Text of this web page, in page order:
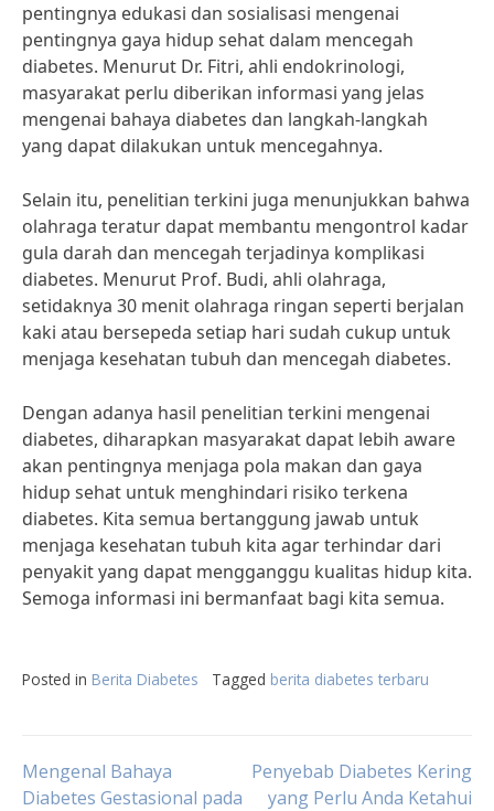
pentingnya edukasi dan sosialisasi mengenai
pentingnya gaya hidup sehat dalam mencegah
diabetes. Menurut Dr. Fitri, ahli endokrinologi,
masyarakat perlu diberikan informasi yang jelas
mengenai bahaya diabetes dan langkah-langkah
yang dapat dilakukan untuk mencegahnya.
Selain itu, penelitian terkini juga menunjukkan bahwa
olahraga teratur dapat membantu mengontrol kadar
gula darah dan mencegah terjadinya komplikasi
diabetes. Menurut Prof. Budi, ahli olahraga,
setidaknya 30 menit olahraga ringan seperti berjalan
kaki atau bersepeda setiap hari sudah cukup untuk
menjaga kesehatan tubuh dan mencegah diabetes.
Dengan adanya hasil penelitian terkini mengenai
diabetes, diharapkan masyarakat dapat lebih aware
akan pentingnya menjaga pola makan dan gaya
hidup sehat untuk menghindari risiko terkena
diabetes. Kita semua bertanggung jawab untuk
menjaga kesehatan tubuh kita agar terhindar dari
penyakit yang dapat mengganggu kualitas hidup kita.
Semoga informasi ini bermanfaat bagi kita semua.
Posted in Berita Diabetes Tagged berita diabetes terbaru
Post
Mengenal Bahaya
Diabetes Gestasional pada
Penyebab Diabetes Kering
yang Perlu Anda Ketahui